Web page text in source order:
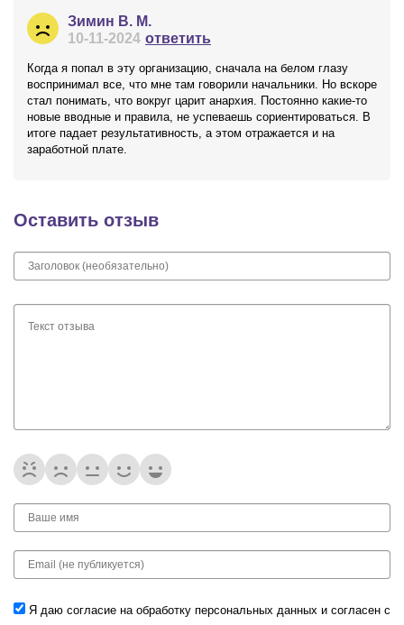
Зимин В. М.
10-11-2024 ответить
Когда я попал в эту организацию, сначала на белом глазу
воспринимал все, что мне там говорили начальники. Но вскоре
стал понимать, что вокруг царит анархия. Постоянно какие-то
новые вводные и правила, не успеваешь сориентироваться. В
итоге падает результативность, а этом отражается и на
заработной плате.
Оставить отзыв
Я даю согласие на обработку персональных данных и согласен с